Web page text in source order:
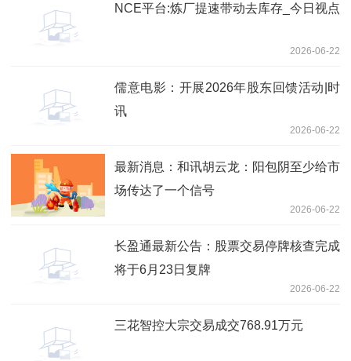
NCE平台:炼厂提速带动去库存_今日视点
2026-06-22
儒意电影：开展2026年股东回馈活动|时
讯
2026-06-22
最新消息：和讯胡云龙：阳包阴至少给市
场传达了一个信号
2026-06-22
长盈通最新公告：股票交易停牌核查完成
将于6月23日复牌
2026-06-22
三花智控大宗交易成交768.91万元